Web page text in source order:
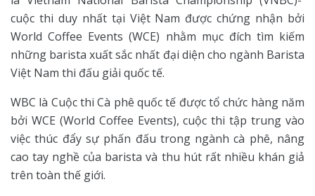
cuộc thi duy nhất tại Việt Nam được chứng nhận bởi
World Coffee Events (WCE) nhằm mục đích tìm kiếm
những barista xuất sắc nhất đại diện cho ngành Barista
Việt Nam thi đấu giải quốc tế.
WBC là Cuộc thi Cà phê quốc tế được tổ chức hàng năm
bởi WCE (World Coffee Events), cuộc thi tập trung vào
việc thúc đẩy sự phấn đấu trong ngành cà phê, nâng
cao tay nghề của barista và thu hút rất nhiều khán giả
trên toàn thế giới.